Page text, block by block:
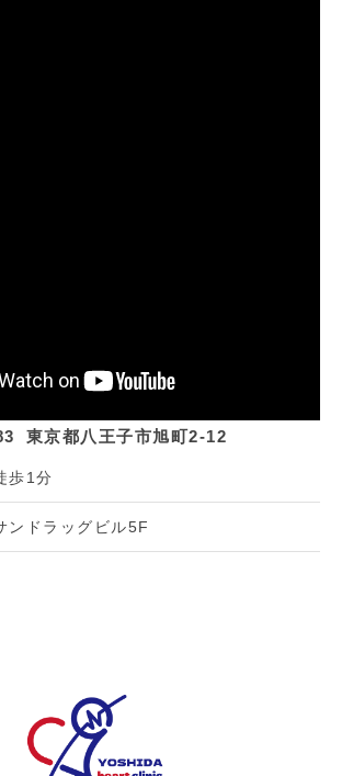
東京都八王子市旭町2-12
歩1分
ンドラッグビル5F